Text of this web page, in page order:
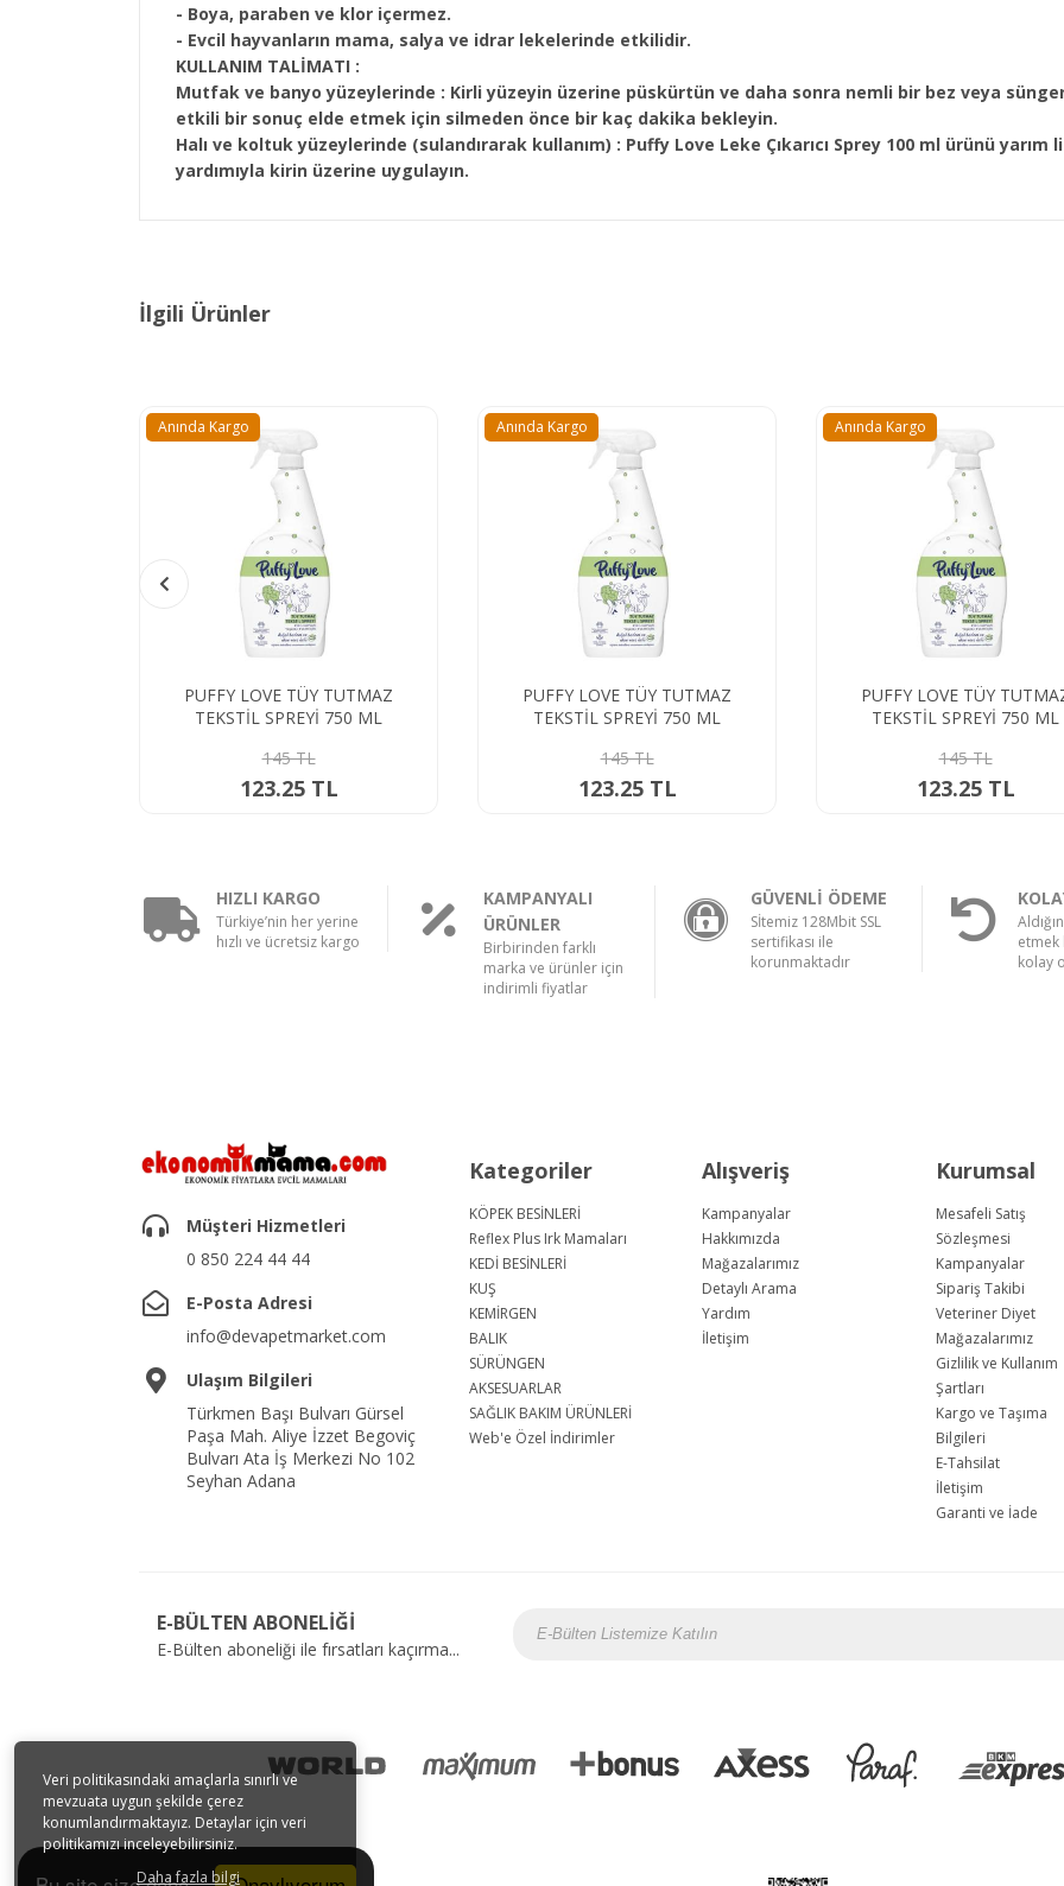
Veri politikasındaki amaçlarla sınırlı ve
mevzuata uygun şekilde çerez
konumlandırmaktayız. Detaylar için veri
politikamızı inceleyebilirsiniz.
Daha fazla bilgi
- Boya, paraben ve klor içermez.
- Evcil hayvanların mama, salya ve idrar lekelerinde etkilidir.
KULLANIM TALİMATI :
Mutfak ve banyo yüzeylerinde : Kirli yüzeyin üzerine püskürtün ve daha sonra nemli bir bez veya
etkili bir sonuç elde etmek için silmeden önce bir kaç dakika bekleyin.
Halı ve koltuk yüzeylerinde (sulandırarak kullanım) : Puffy Love Leke Çıkarıcı Sprey 100 ml ürünü
yardımıyla kirin üzerine uygulayın.
İlgili Ürünler
PUFFY LOVE TÜY TUTMAZ
TEKSTİL SPREYİ 750 ML
145 TL
123.25 TL
Anında Kargo
PUFFY LOVE TÜY TUTMAZ
TEKSTİL SPREYİ 750 ML
145 TL
123.25 TL
Anında Kargo
PUFFY LOVE TÜY
TEKSTİL SPREYİ 750 ML
145 TL
123.25 TL
Anında Kargo
HIZLI KARGO
Türkiye’nin her yerine
hızlı ve ücretsiz kargo
KAMPANYALI
ÜRÜNLER
Birbirinden farklı
marka ve ürünler için
indirimli fiyatlar
GÜVENLİ ÖDEME
Sİtemiz 128Mbit SSL
sertifikası ile
korunmaktadır
etmek
kolay
Müşteri Hizmetleri
0 850 224 44 44
E-Posta Adresi
info@devapetmarket.com
Ulaşım Bilgileri
Türkmen Başı Bulvarı Gürsel
Paşa Mah. Aliye İzzet Begoviç
Bulvarı Ata İş Merkezi No 102
Seyhan Adana
Kategoriler
KÖPEK BESİNLERİ
Reflex Plus Irk Mamaları
KEDİ BESİNLERİ
KUŞ
KEMİRGEN
BALIK
SÜRÜNGEN
AKSESUARLAR
SAĞLIK BAKIM ÜRÜNLERİ
Web'e Özel İndirimler
Alışveriş
Kampanyalar
Hakkımızda
Mağazalarımız
Detaylı Arama
Yardım
İletişim
Kurumsal
Mesafeli Satış
Sözleşmesi
Kampanyalar
Sipariş Takibi
Veteriner Diyet
Mağazalarımız
Gizlilik ve Kullanım
Şartları
Kargo ve Taşıma
Bilgileri
E-Tahsilat
İletişim
Garanti ve İade
E-BÜLTEN ABONELİĞİ
E-Bülten aboneliği ile fırsatları kaçırma...